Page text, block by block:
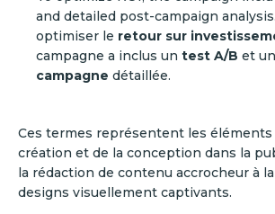
and detailed post-campaign
optimiser le retour sur
campagne a inclus un test A/B et
campagne détaillée.
Ces termes représentent les éléments
création et de la conception dans la
la rédaction de contenu accrocheur à
designs visuellement captivants.